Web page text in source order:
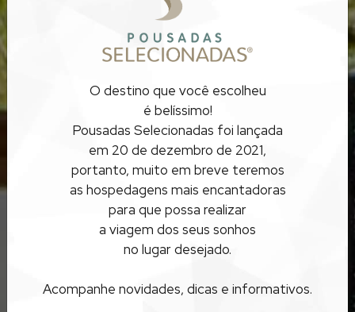
FIM DE SEMANA
ROMÂNTICO
GOIÁS
O destino que você escolheu
é belíssimo!
Pousadas Selecionadas foi lançada
em 20 de dezembro de 2021,
portanto, muito em breve teremos
as hospedagens mais encantadoras
para que possa realizar
a viagem dos seus sonhos
no lugar desejado.
Acompanhe novidades, dicas e informativos.